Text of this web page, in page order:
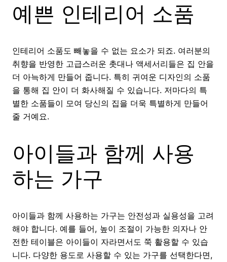
예쁜 인테리어 소품
인테리어 소품도 빼놓을 수 없는 요소가 되죠. 여러분의
취향을 반영한 고급스러운 촛대나 액세서리들은 집 안을
더 아늑하게 만들어 줍니다. 특히 귀여운 디자인의 소품
을 통해 집 안이 더 화사해질 수 있습니다. 저마다의 특
별한 소품들이 모여 당신의 집을 더욱 특별하게 만들어
줄 거예요.
아이들과 함께 사용
하는 가구
아이들과 함께 사용하는 가구는 안전성과 실용성을 고려
해야 합니다. 예를 들어, 높이 조절이 가능한 의자나 안
전한 테이블은 아이들이 자라면서도 쭉 활용할 수 있습
니다. 다양한 용도로 사용할 수 있는 가구를 선택한다면,